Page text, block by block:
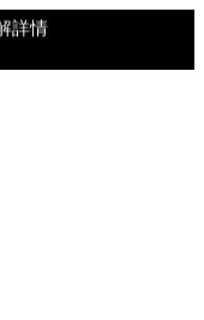
詳情
▼點我了解詳情】
售之品牌商品的真實
後服務